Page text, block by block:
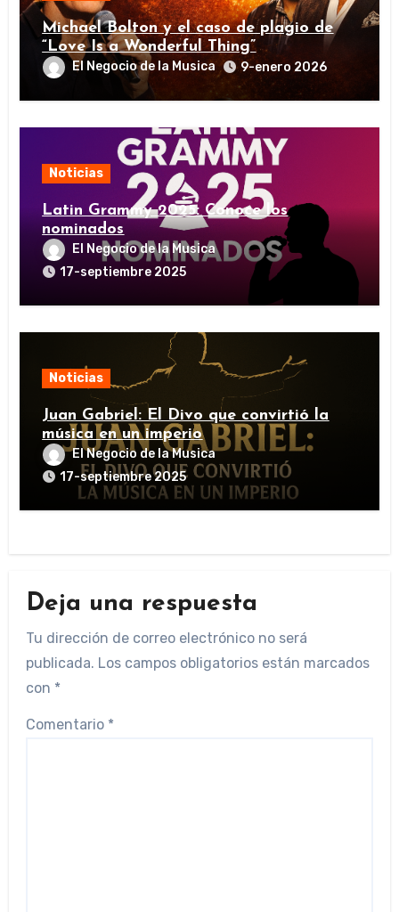
Michael Bolton y el caso de plagio de
“Love Is a Wonderful Thing”
El Negocio de la Musica 9-enero 2026
Noticias
Latin Grammy 2025: Conoce los
nominados
El Negocio de la Musica
17-septiembre 2025
Noticias
Juan Gabriel: El Divo que convirtió la
música en un imperio
El Negocio de la Musica
17-septiembre 2025
Deja una respuesta
Tu dirección de correo electrónico no será
publicada. Los campos obligatorios están marcados
con *
Comentario *